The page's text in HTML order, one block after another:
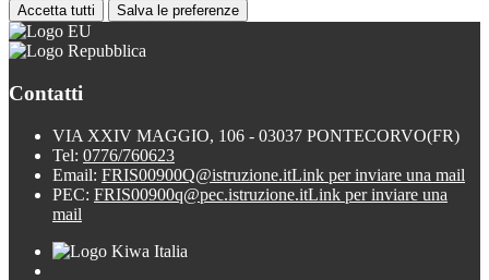
Accetta tutti Salva le preferenze
Contatti
VIA XXIV MAGGIO, 106 - 03037 PONTECORVO(FR)
Tel: 0776/760623
Email: FRIS00900Q@istruzione.itLink per inviare una mail
PEC: FRIS00900q@pec.istruzione.itLink per inviare una
mail